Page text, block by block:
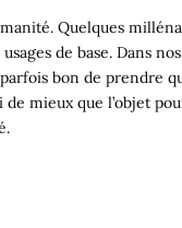
Quelques
de base. Dans
bon de prendre
mieux que l’objet